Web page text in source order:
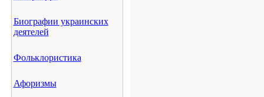
Биографии украинских
деятелей
Фольклористика
Афоризмы